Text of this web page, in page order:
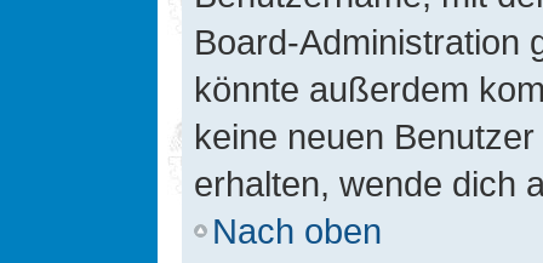
Board-Administration
könnte außerdem
keine neuen
erhalten, wende dich
Nach oben